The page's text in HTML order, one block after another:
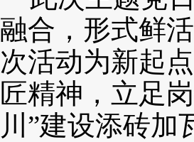
融合，形式鲜
次活动为新起
匠精神，立足
川”建设添砖加